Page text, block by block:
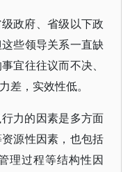
政府、省级以下政
些领导关系一直缺
宜往往议而不决、
差，实效性低。
力的因素是多方面
源性因素，也包括
理过程等结构性因